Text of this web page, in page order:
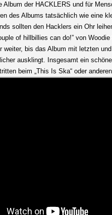
Album der HACKLERS und für
des Albums tatsächlich wie eine
sollten den Hacklers ein Ohr
of hillbillies can do!” von
weiter, bis das Album mit letzten
ausklingt. Insgesamt ein
beim „This Is Ska“ oder